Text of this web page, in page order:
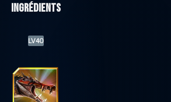
Ingrédients
LV40